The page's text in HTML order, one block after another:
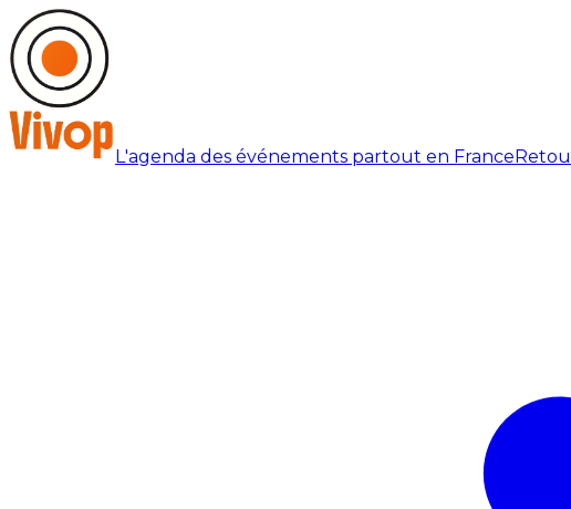
L'agenda des événements partout en France